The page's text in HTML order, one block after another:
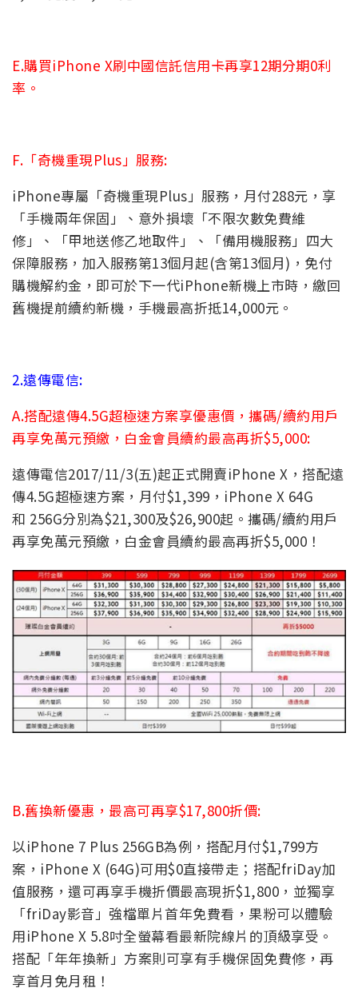
E.購買iPhone X刷中國信託信用卡再享12期分期0利
率。
F.「奇機重現Plus」服務:
iPhone專屬「奇機重現Plus」服務，月付288元，享
「手機兩年保固」、意外損壞「不限次數免費維
修」、「甲地送修乙地取件」、「備用機服務」四大
保障服務，加入服務第13個月起(含第13個月)，免付
購機解約金，即可於下一代iPhone新機上市時，繳回
舊機提前續約新機，手機最高折抵14,000元。
2.遠傳電信:
A.搭配遠傳4.5G超極速方案享優惠價，攜碼/續約用戶
再享免萬元預繳，白金會員續約最高再折$5,000:
遠傳電信2017/11/3(五)起正式開賣iPhone X，搭配遠
傳4.5G超極速方案，月付$1,399，iPhone X 64G
和 256G分別為$21,300及$26,900起。攜碼/續約用戶
再享免萬元預繳，白金會員續約最高再折$5,000！
B.舊換新優惠，最高可再享$17,800折價:
以iPhone 7 Plus 256GB為例，搭配月付$1,799方
案，iPhone X (64G)可用$0直接帶走；搭配friDay加
值服務，還可再享手機折價最高現折$1,800，並獨享
「friDay影音」強檔單片首年免費看，果粉可以體驗
用iPhone X 5.8吋全螢幕看最新院線片的頂級享受。
搭配「年年換新」方案則可享有手機保固免費修，再
享首月免月租！